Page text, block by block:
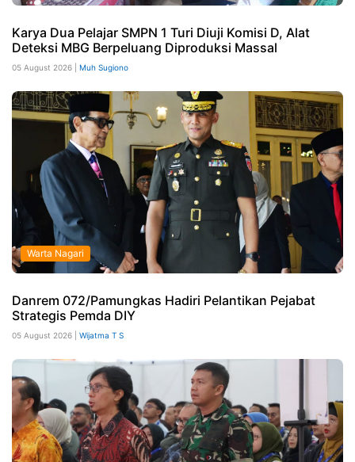
Karya Dua Pelajar SMPN 1 Turi Diuji Komisi D, Alat
Deteksi MBG Berpeluang Diproduksi Massal
05 August 2026 | Muh Sugiono
Warta Nagari
Danrem 072/Pamungkas Hadiri Pelantikan Pejabat
Strategis Pemda DIY
05 August 2026 | Wijatma T S